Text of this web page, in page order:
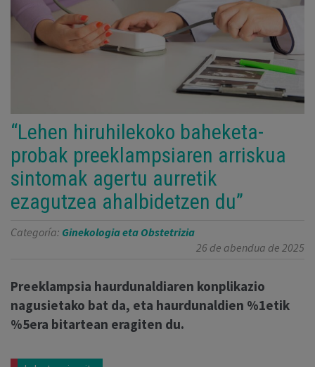
“Lehen hiruhilekoko baheketa-
probak preeklampsiaren arriskua
sintomak agertu aurretik
ezagutzea ahalbidetzen du”
Categoría: Ginekologia eta Obstetrizia
26 de abendua de 2025
Preeklampsia haurdunaldiaren konplikazio
nagusietako bat da, eta haurdunaldien %1etik
%5era bitartean eragiten du.